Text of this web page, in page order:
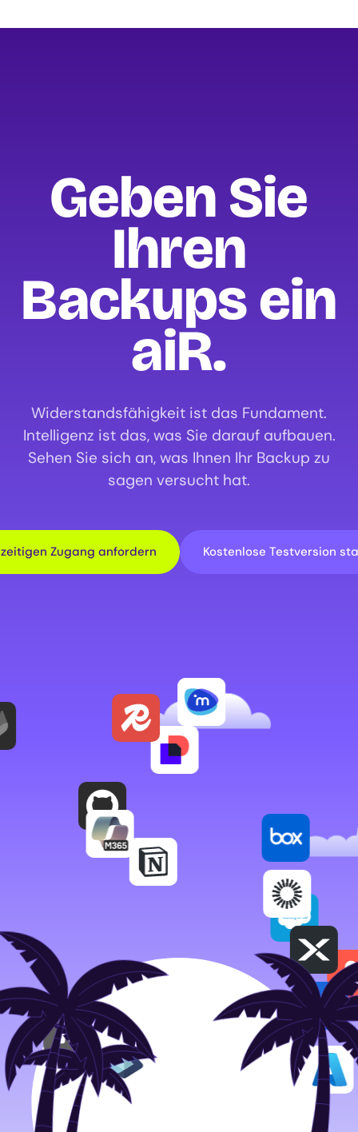
Geben Sie
Ihren
Backups ein
aiR.
Widerstandsfähigkeit ist das Fundament.
Intelligenz ist das, was Sie darauf aufbauen.
Sehen Sie sich an, was Ihnen Ihr Backup zu
sagen versucht hat.
Zugang anfordern Kostenlose Testversion